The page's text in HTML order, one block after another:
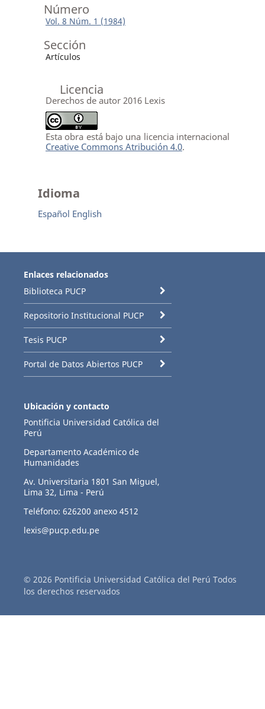
Número
Vol. 8 Núm. 1 (1984)
Sección
Artículos
Licencia
Derechos de autor 2016 Lexis
Esta obra está bajo una licencia internacional
Creative Commons Atribución 4.0.
Idioma
Español English
Enlaces relacionados
Biblioteca PUCP
Repositorio Institucional PUCP
Tesis PUCP
Portal de Datos Abiertos PUCP
Ubicación y contacto
Pontificia Universidad Católica del
Perú
Departamento Académico de
Humanidades
Av. Universitaria 1801 San Miguel,
Lima 32, Lima - Perú
Teléfono: 626200 anexo 4512
lexis@pucp.edu.pe
© 2026 Pontificia Universidad Católica del Perú Todos
los derechos reservados